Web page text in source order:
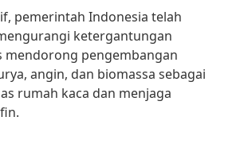
pemerintah Indonesia telah
ketergantungan
mendorong pengembangan
angin, dan biomassa sebagai
rumah kaca dan menjaga